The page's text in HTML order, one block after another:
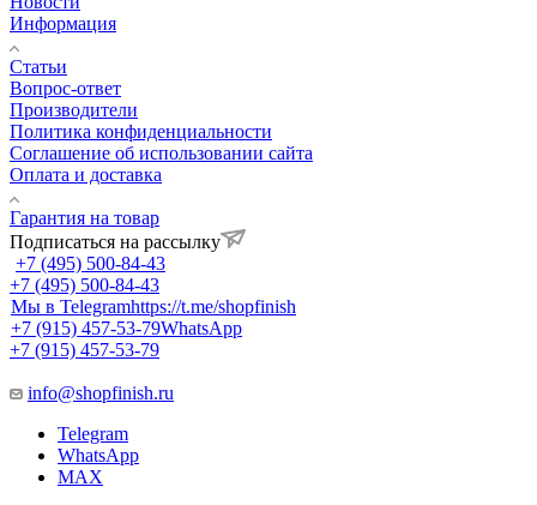
Информация
Статьи
Вопрос-ответ
Производители
Политика конфиденциальности
Соглашение об использовании сайта
Оплата и доставка
Гарантия на товар
Подписаться на рассылку
+7 (495) 500-84-43
+7 (495) 500-84-43
Мы в Telegramhttps://t.me/shopfinish
+7 (915) 457-53-79WhatsApp
+7 (915) 457-53-79
info@shopfinish.ru
Telegram
WhatsApp
MAX